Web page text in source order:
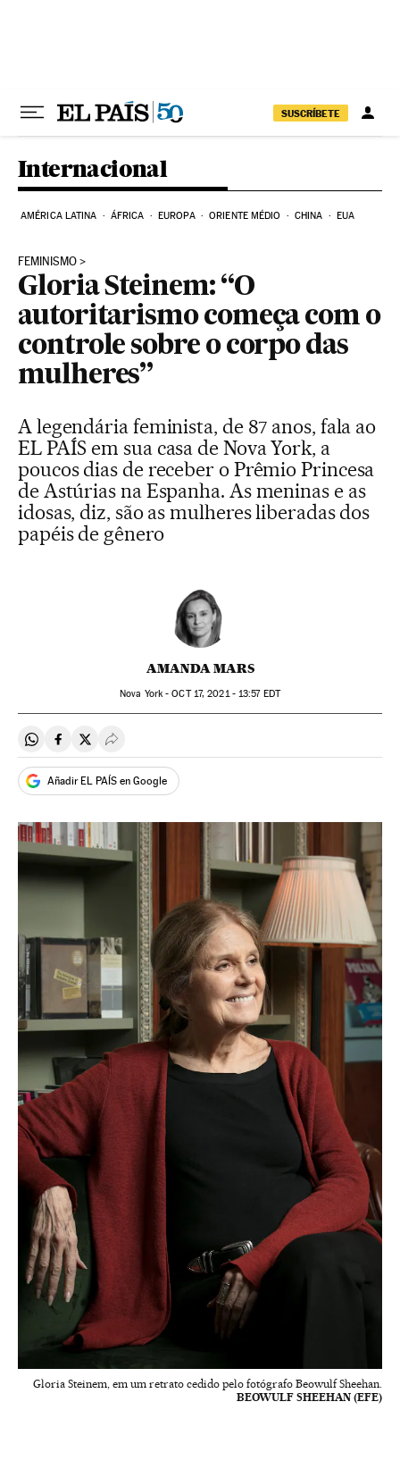
SUSCRÍBETE
Internacional
AMÉRICA LATINA ÁFRICA EUROPA ORIENTE MÉDIO CHINA EUA
FEMINISMO
Gloria Steinem: “O
autoritarismo começa com o
controle sobre o corpo das
mulheres”
A legendária feminista, de 87 anos, fala ao
EL PAÍS em sua casa de Nova York, a
poucos dias de receber o Prêmio Princesa
de Astúrias na Espanha. As meninas e as
idosas, diz, são as mulheres liberadas dos
papéis de gênero
AMANDA MARS
Nova York -OCT17, 2021 - 13:57EDT
Compartir en Whatsapp
Compartir en Facebook
Compartir en Twitter
Desplegar Redes Sociales
Añadir EL PAÍS en Google
Gloria Steinem, em um retrato cedido pelo fotógrafo Beowulf Sheehan.
BEOWULF SHEEHAN (EFE)